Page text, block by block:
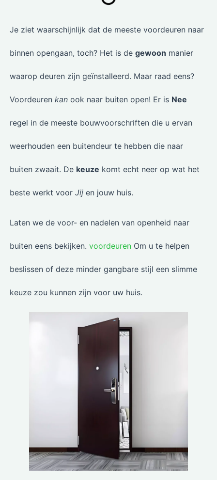
Je ziet waarschijnlijk dat de meeste voordeuren naar
binnen opengaan, toch? Het is de gewoon manier
waarop deuren zijn geïnstalleerd. Maar raad eens?
Voordeuren kan ook naar buiten open! Er is Nee
regel in de meeste bouwvoorschriften die u ervan
weerhouden een buitendeur te hebben die naar
buiten zwaait. De keuze komt echt neer op wat het
beste werkt voor Jij en jouw huis.
Laten we de voor- en nadelen van openheid naar
buiten eens bekijken. voordeuren Om u te helpen
beslissen of deze minder gangbare stijl een slimme
keuze zou kunnen zijn voor uw huis.